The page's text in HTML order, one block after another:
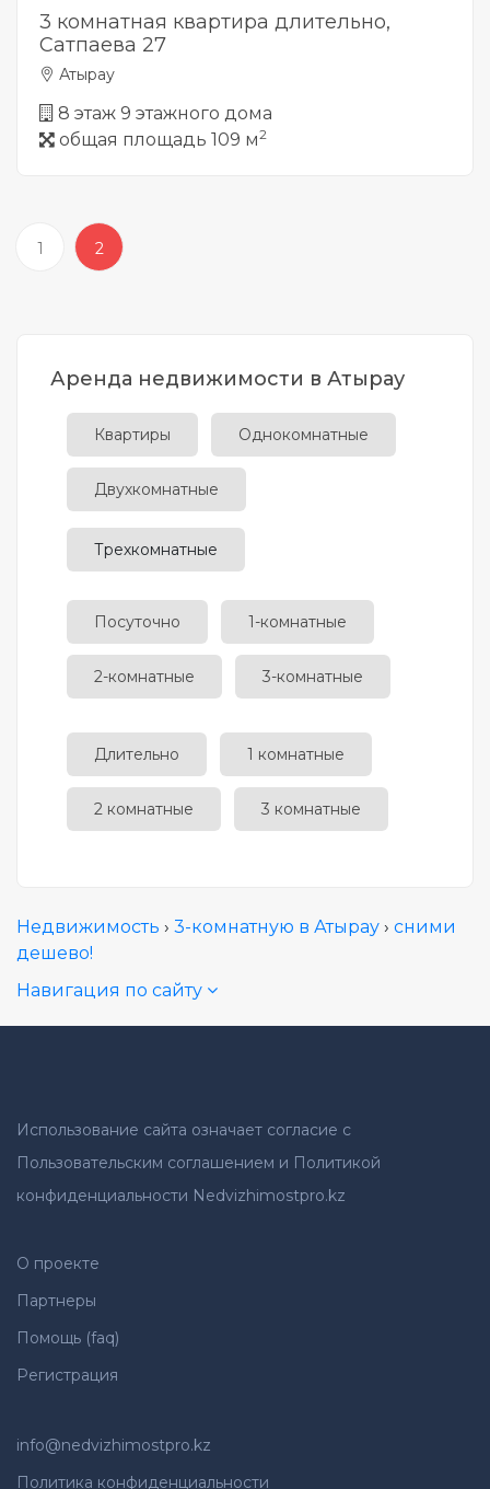
3 комнатная квартира длительно,
Сатпаева 27
Атырау
8 этаж 9 этажного дома
общая площадь 109 м2
1 2
Аренда недвижимости в Атырау
Квартиры Однокомнатные
Двухкомнатные
Трехкомнатные
Посуточно 1-комнатные
2-комнатные 3-комнатные
Длительно 1 комнатные
2 комнатные 3 комнатные
Недвижимость › 3-комнатную в Атырау › сними
дешево!
Навигация по сайту
Использование сайта означает согласие с
Пользовательским соглашением и Политикой
конфиденциальности Nedvizhimostpro.kz
О проекте
Партнеры
Помощь (faq)
Регистрация
info@nedvizhimostpro.kz
Политика конфиденциальности